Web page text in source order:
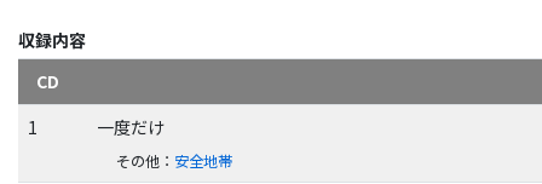
収録内容
CD
1
一度だけ
その他 ： 安全地帯